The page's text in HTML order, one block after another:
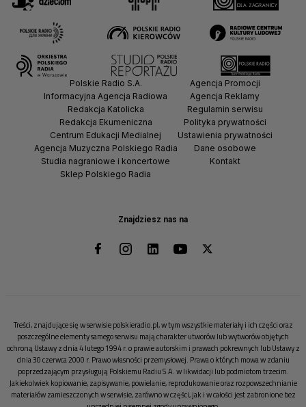
Znajdziesz nas na
Polskie Radio S.A.
Informacyjna Agencja Radiowa
Redakcja Katolicka
Redakcja Ekumeniczna
Centrum Edukacji Medialnej
Agencja Muzyczna Polskiego Radia
Studia nagraniowe i koncertowe
Sklep Polskiego Radia
Agencja Promocji
Agencja Reklamy
Regulamin serwisu
Polityka prywatności
Ustawienia prywatności
Dane osobowe
Kontakt
Treści, znajdujące się w serwisie polskieradio.pl, w tym wszystkie materiały i ich części oraz
poszczególne elementy samego serwisu mają charakter utworów lub wytworów objętych
ochroną Ustawy z dnia 4 lutego 1994 r. o prawie autorskim i prawach pokrewnych lub Ustawy z
dnia 30 czerwca 2000 r. Prawo własności przemysłowej. Prawa o których mowa w zdaniu
poprzedzającym przysługują Polskiemu Radiu S.A. w likwidacji lub podmiotom trzecim.
Jakiekolwiek kopiowanie, zapisywanie, powielanie, reprodukowanie oraz rozpowszechnianie
materiałów zamieszczonych w serwisie, zarówno w części, jak i w całości jest zabronione bez